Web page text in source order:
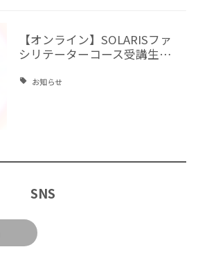
【オンライン】SOLARISファ
シリテーターコース受講生…
お知らせ
SNS